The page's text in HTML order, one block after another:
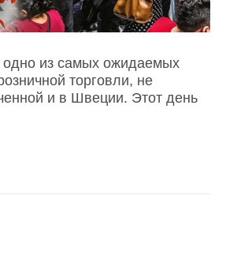
одно из самых ожидаемых
торговли, не
и в Швеции. Этот день